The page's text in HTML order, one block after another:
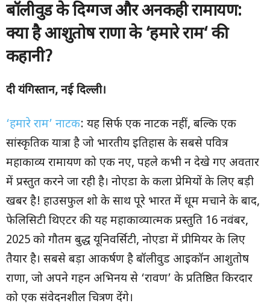
बॉलीवुड के दिग्गज और अनकही रामायण:
क्या है आशुतोष राणा के‘हमारे राम‘की
कहानी?
दी यंगिस्तान, नई दिल्ली।
‘हमारे राम’ नाटक: यह सिर्फ एक नाटक नहीं, बल्कि एक
सांस्कृतिक यात्रा है जो भारतीय इतिहास के सबसे पवित्र
महाकाव्य रामायण को एक नए, पहले कभी न देखे गए अवतार
में प्रस्तुत करने जा रही है। नोएडा के कला प्रेमियों के लिए बड़ी
खबर है! हाउसफुल शो के साथ पूरे भारत में धूम मचाने के बाद,
फेलिसिटी थिएटर की यह महाकाव्यात्मक प्रस्तुति 16 नवंबर,
2025 को गौतम बुद्ध यूनिवर्सिटी, नोएडा में प्रीमियर के लिए
तैयार है। सबसे बड़ा आकर्षण है बॉलीवुड आइकॉन आशुतोष
राणा, जो अपने गहन अभिनय से ‘रावण’ के प्रतिष्ठित किरदार
को एक संवेदनशील चित्रण देंगे।